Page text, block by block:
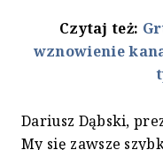
Czytaj też:
wznowienie
Dariusz Dąbski,
My się zawsze